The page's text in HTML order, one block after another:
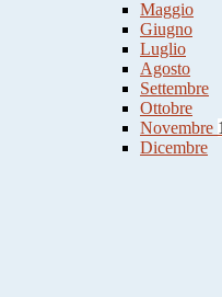
Maggio
Giugno
Luglio
Agosto
Settembre
Ottobre
Novembre 1
Dicembre